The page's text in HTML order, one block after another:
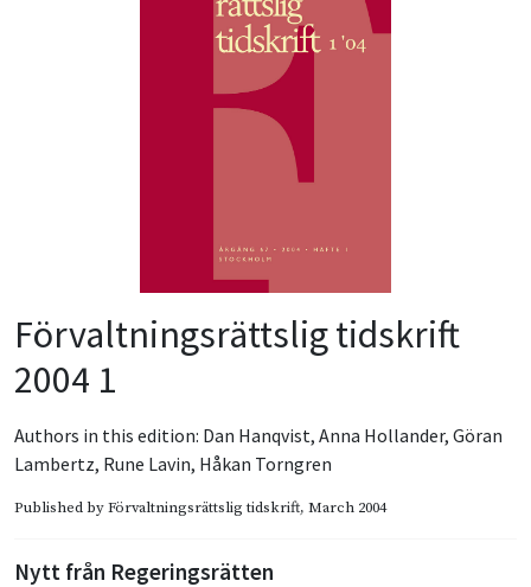
Förvaltningsrättslig tidskrift
2004 1
Authors in this edition: Dan Hanqvist, Anna Hollander, Göran
Lambertz, Rune Lavin, Håkan Torngren
Published byFörvaltningsrättslig tidskrift, March 2004
Nytt från Regeringsrätten